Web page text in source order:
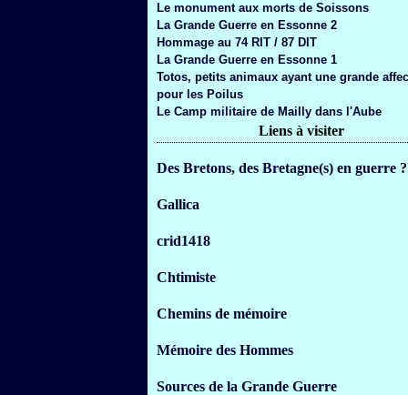
Le monument aux morts de Soissons
La Grande Guerre en Essonne 2
Hommage au 74 RIT / 87 DIT
La Grande Guerre en Essonne 1
Totos, petits animaux ayant une grande
pour les Poilus
Le Camp militaire de Mailly dans l'Aube
Liens à visiter
Des Bretons, des Bretagne(s) en guerre ?
Gallica
crid1418
Chtimiste
Chemins de mémoire
Mémoire des Hommes
Sources de la Grande Guerre